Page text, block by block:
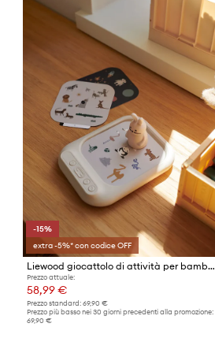
-15%
extra -5%* con codice OFF
Liewood giocattolo di attività per bambini Archie Activity Sound Board
Prezzo attuale:
58,99 €
Prezzo standard: 69,90 €
Prezzo più basso nei 30 giorni precedenti alla promozione:
69,90 €